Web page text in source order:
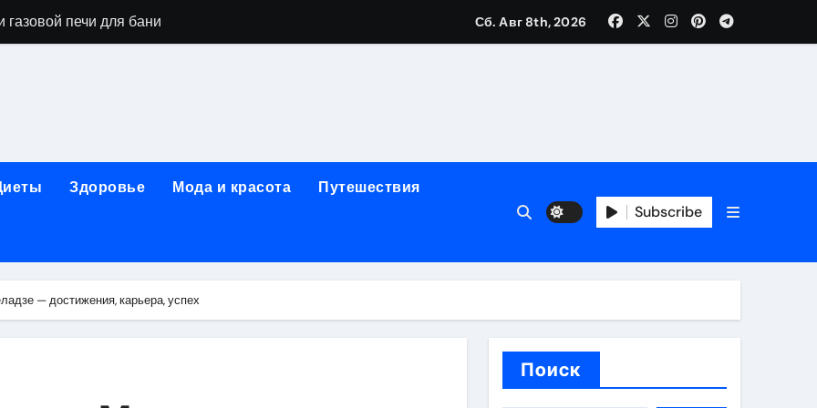
печи для бани
применения GPU-серверов
обучения и актуальные профессиональные ориентиры
реабилитации при алкогольной зависимости: персональный подход и лицензированные врачи
принципы, показания и этапы установки импланта за один день
МРТ на современном магнитно-резонансном томографе
Сб. Авг 8th, 2026
Здоровье Мода и красота Путешествия
Subscribe
— достижения, карьера, успех
Поиск